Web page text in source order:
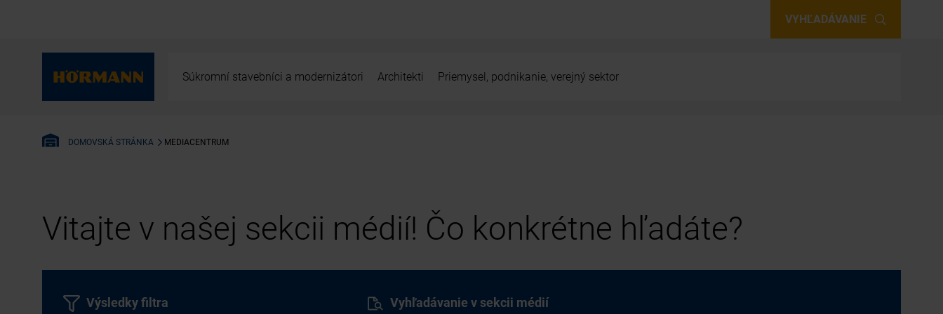
VYHĽADÁVANIE
Súkromní stavebníci a modernizátori Architekti Priemysel, podnikanie, verejný sektor
DOMOVSKÁ STRÁNKA MEDIACENTRUM
Vitajte v našej sekcii médií! Čo konkrétne hľadáte?
Vyhľadávanie v sekcii médií
Výsledky filtra